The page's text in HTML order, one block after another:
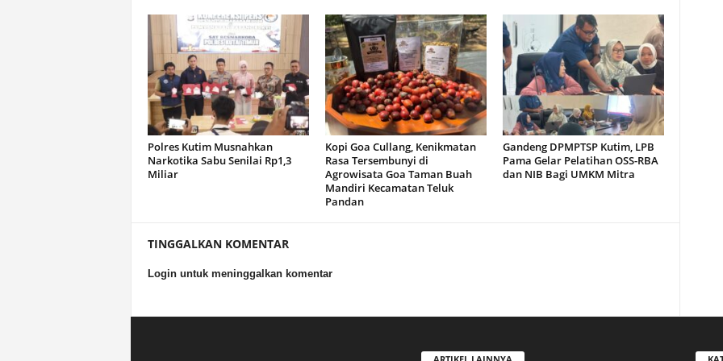
Polres Kutim Musnahkan
Narkotika Sabu Senilai Rp1,3
Miliar
Kopi Goa Cullang, Kenikmatan
Rasa Tersembunyi di
Agrowisata Goa Taman Buah
Mandiri Kecamatan Teluk
Pandan
Gandeng DPMPTSP Kutim, LPB
Pama Gelar Pelatihan OSS-RBA
dan NIB Bagi UMKM Mitra
TINGGALKAN KOMENTAR
Login untuk meninggalkan komentar